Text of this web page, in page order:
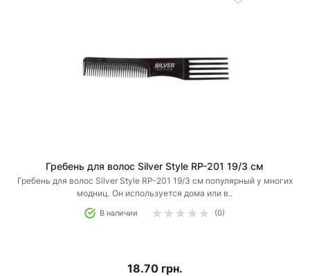
Гребень для волос Silver Style RP-201 19/3 см
Гребень для волос Silver Style RP-201 19/3 см популярный у многих
модниц. Он используется дома или в..
В наличии (0)
18.70 грн.